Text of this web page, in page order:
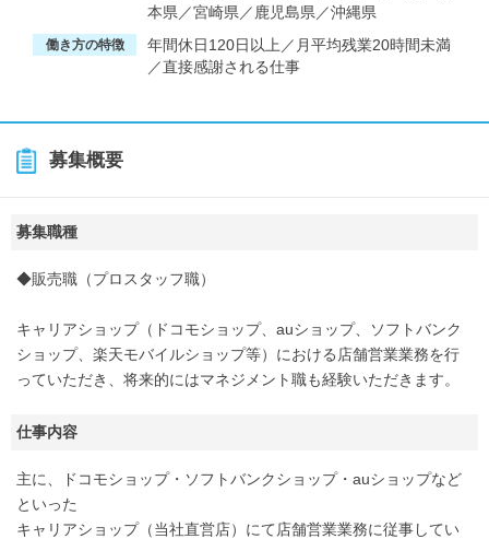
本県／宮崎県／鹿児島県／沖縄県
働き方の特徴
年間休日120日以上／月平均残業20時間未満
／直接感謝される仕事
募集概要
募集職種
◆販売職（プロスタッフ職）
キャリアショップ（ドコモショップ、auショップ、ソフトバンク
ショップ、楽天モバイルショップ等）における店舗営業業務を行
っていただき、将来的にはマネジメント職も経験いただきます。
仕事内容
主に、ドコモショップ・ソフトバンクショップ・auショップなど
といった
キャリアショップ（当社直営店）にて店舗営業業務に従事してい